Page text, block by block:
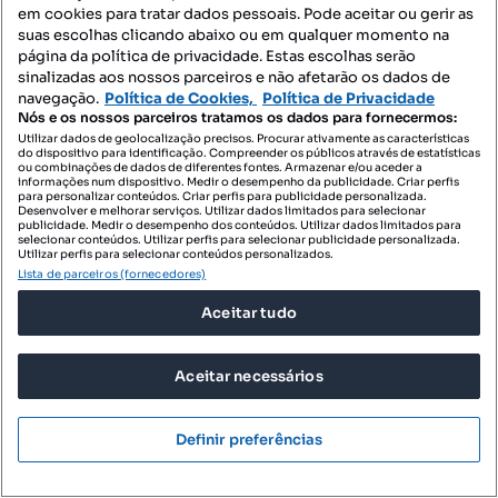
IAD Portugal
Profissional
50 000 €
Terreno Para Construção Venda em Mira,Mira
em cookies para tratar dados pessoais. Pode aceitar ou gerir as
suas escolhas clicando abaixo ou em qualquer momento na
página da política de privacidade. Estas escolhas serão
sinalizadas aos nossos parceiros e não afetarão os dados de
navegação. Política de Cookies, Política de Privacidade
Nós e os nossos parceiros tratamos os dados para fornecermos:
Utilizar dados de geolocalização precisos. Procurar ativamente as características
do dispositivo para identificação. Compreender os públicos através de estatísticas
ou combinações de dados de diferentes fontes. Armazenar e/ou aceder a
informações num dispositivo. Medir o desempenho da publicidade. Criar perfis
para personalizar conteúdos. Criar perfis para publicidade personalizada.
Desenvolver e melhorar serviços. Utilizar dados limitados para selecionar
publicidade. Medir o desempenho dos conteúdos. Utilizar dados limitados para
selecionar conteúdos. Utilizar perfis para selecionar publicidade personalizada.
Utilizar perfis para selecionar conteúdos personalizados.
Lista de parceiros (fornecedores)
Aceitar tudo
Aceitar necessários
Definir preferências